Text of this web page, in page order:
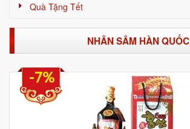
Quà Tặng Tết
NHÂN SÂM HÀN QUỐC
-7%